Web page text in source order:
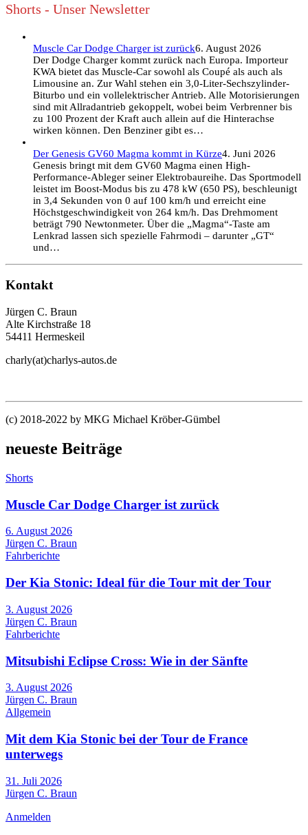
Shorts - Unser Newsletter
Muscle Car Dodge Charger ist zurück6. August 2026
Der Dodge Charger kommt zurück nach Europa. Importeur
KWA bietet das Muscle-Car sowohl als Coupé als auch als
Limousine an. Zur Wahl stehen ein 3,0-Liter-Sechszylinder-
Biturbo und ein vollelektrischer Antrieb. Alle Motorisierungen
sind mit Allradantrieb gekoppelt, wobei beim Verbrenner bis
zu 100 Prozent der Kraft auch allein auf die Hinterachse
wirken können. Den Benziner gibt es…
Der Genesis GV60 Magma kommt in Kürze4. Juni 2026
Genesis bringt mit dem GV60 Magma einen High-
Performance-Ableger seiner Elektrobaureihe. Das Sportmodell
leistet im Boost-Modus bis zu 478 kW (650 PS), beschleunigt
in 3,4 Sekunden von 0 auf 100 km/h und erreicht eine
Höchstgeschwindigkeit von 264 km/h. Das Drehmoment
beträgt 790 Newtonmeter. Über die „Magma“-Taste am
Lenkrad lassen sich spezielle Fahrmodi – darunter „GT“
und…
Kontakt
Jürgen C. Braun
Alte Kirchstraße 18
54411 Hermeskeil
charly(at)charlys-autos.de
(c) 2018-2022 by MKG Michael Kröber-Gümbel
neueste Beiträge
Shorts
Muscle Car Dodge Charger ist zurück
6. August 2026
Jürgen C. Braun
Fahrberichte
Der Kia Stonic: Ideal für die Tour mit der Tour
3. August 2026
Jürgen C. Braun
Fahrberichte
Mitsubishi Eclipse Cross: Wie in der Sänfte
3. August 2026
Jürgen C. Braun
Allgemein
Mit dem Kia Stonic bei der Tour de France
unterwegs
31. Juli 2026
Jürgen C. Braun
Anmelden